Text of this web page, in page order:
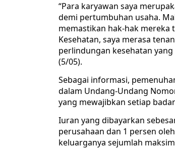
“Para karyawan saya
demi pertumbuhan usaha.
memastikan hak-hak mereka
Kesehatan, saya merasa
perlindungan kesehatan
(5/05).
Sebagai informasi,
dalam Undang-Undang
yang mewajibkan setiap
Iuran yang dibayarkan
perusahaan dan 1 persen
keluarganya sejumlah